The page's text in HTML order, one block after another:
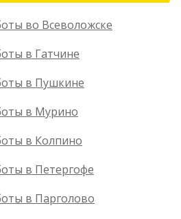
во Всеволожске
в Гатчине
в Пушкине
в Мурино
в Колпино
в Петергофе
в Парголово